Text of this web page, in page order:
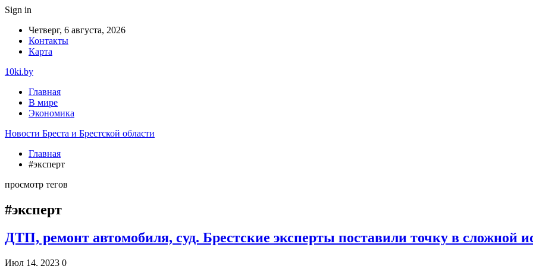
Sign in
Четверг, 6 августа, 2026
Контакты
Карта
10ki.by
Главная
В мире
Экономика
Новости Бреста и Брестской области
Главная
#эксперт
просмотр тегов
#эксперт
ДТП, ремонт автомобиля, суд. Брестские эксперты поставили точку в сложной
Июл 14, 2023 0